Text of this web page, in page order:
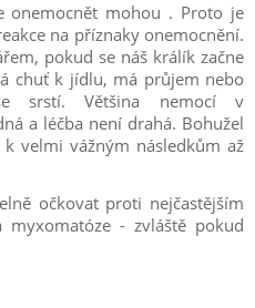
onemocnět mohou . Proto je
na příznaky onemocnění.
pokud se náš králík začne
chuť k jídlu, má průjem nebo
srstí. Většina nemocí v
a léčba není drahá. Bohužel
velmi vážným následkům až
očkovat proti nejčastějším
- zvláště pokud